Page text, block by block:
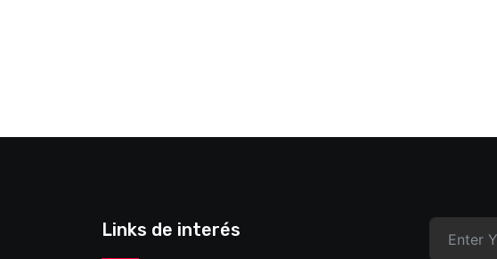
Links de interés